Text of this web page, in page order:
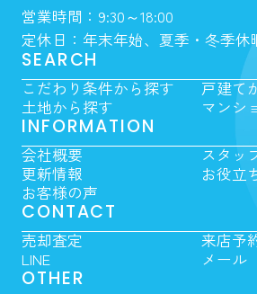
営業時間：9:30～18:00
定休日：年末年始、夏季・冬季休
SEARCH
こだわり条件から探す
戸建て
土地から探す
マンシ
INFORMATION
会社概要
スタッ
更新情報
お役立
お客様の声
CONTACT
売却査定
来店予
LINE
メール
OTHER